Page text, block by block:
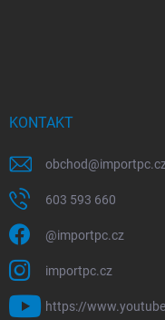
KONTAKT
obchod@
603 593 660
@importpc.cz
importpc.cz
https://